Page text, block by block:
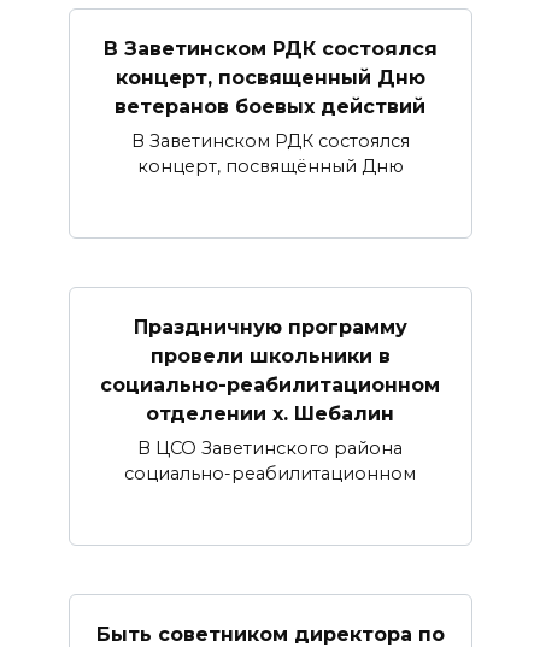
В Заветинском РДК состоялся
концерт, посвященный Дню
ветеранов боевых действий
В Заветинском РДК состоялся
концерт, посвящённый Дню
Праздничную программу
провели школьники в
социально-реабилитационном
отделении х. Шебалин
В ЦСО Заветинского района
социально-реабилитационном
Быть советником директора по